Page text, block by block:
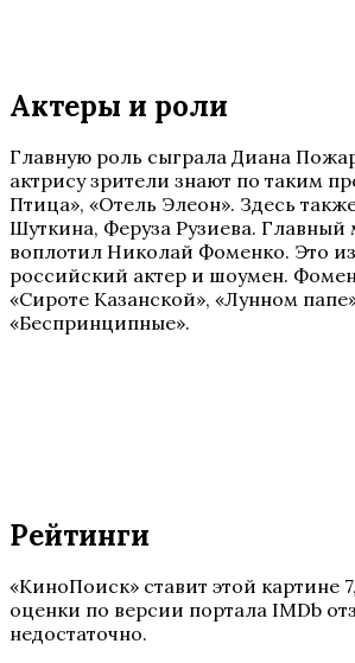
Актеры и роли
Главную роль сыграла Диана
актрису зрители знают по таким
Птица», «Отель Элеон». Здесь
Шуткина, Феруза Рузиева. Главный
воплотил Николай Фоменко. Это
российский актер и шоумен.
«Сироте Казанской», «Лунном
«Беспринципные».
Рейтинги
«КиноПоиск» ставит этой картине
оценки по версии портала IMDb
недостаточно.